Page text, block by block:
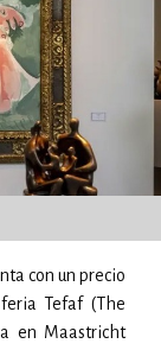
con un precio
Tefaf (The
en Maastricht